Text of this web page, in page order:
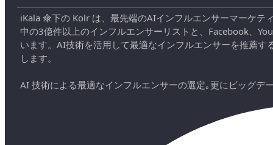
iKala 傘下の Kolr は、最先端のAIインフルエンサーマーケ
中の3億件以上のインフルエンサーリストと、Facebook、
います。AI技術を活用して最適なインフルエンサーを推薦
します。
AI 技術による最適なインフルエンサーの選定｡更にビッグデ